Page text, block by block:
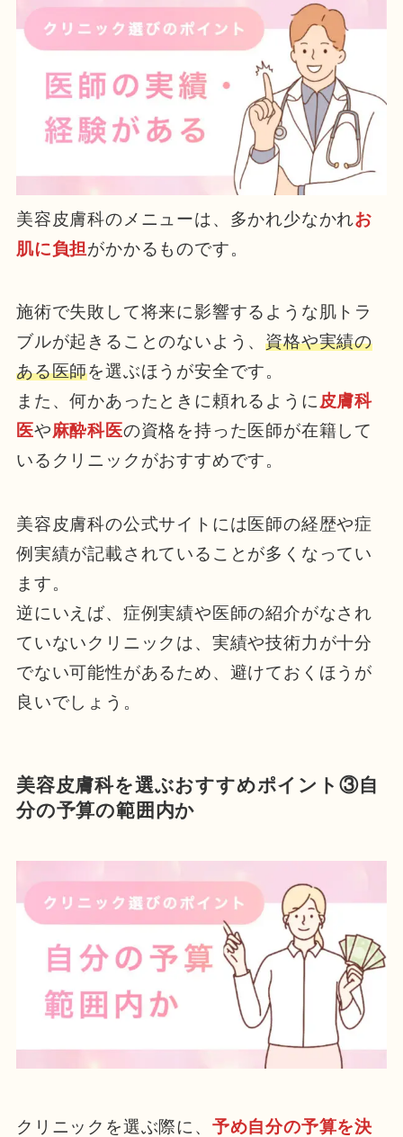
美容皮膚科のメニューは、多かれ少なかれお
肌に負担がかかるものです。
施術で失敗して将来に影響するような肌トラ
ブルが起きることのないよう、資格や実績の
ある医師を選ぶほうが安全です。
また、何かあったときに頼れるように皮膚科
医や麻酔科医の資格を持った医師が在籍して
いるクリニックがおすすめです。
美容皮膚科の公式サイトには医師の経歴や症
例実績が記載されていることが多くなってい
ます。
逆にいえば、症例実績や医師の紹介がなされ
ていないクリニックは、実績や技術力が十分
でない可能性があるため、避けておくほうが
良いでしょう。
美容皮膚科を選ぶおすすめポイント③自
分の予算の範囲内か
クリニックを選ぶ際に、 予め自分の予算を決